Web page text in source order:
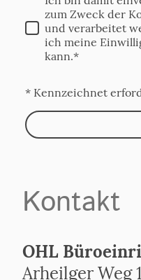
zum Zweck der
und verarbeitet
ich meine
kann.*
* Kennzeichnet
Kontakt
OHL
Arheilger Weg